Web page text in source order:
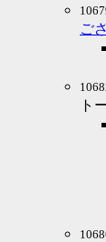
ご
ト